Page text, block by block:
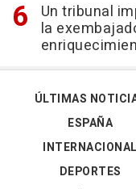
Un tribunal
la
ÚLTIMAS
ESPAÑA
INTERNACIONAL
DEPORTES